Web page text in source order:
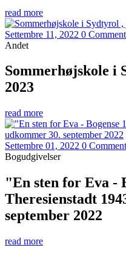
read more
Settembre 11, 2022 0
Andet
Sommerhøjskole
2023
read more
Settembre 01, 2022 0
Bogudgivelser
"En sten for Eva -
Theresienstadt
september 2022
read more